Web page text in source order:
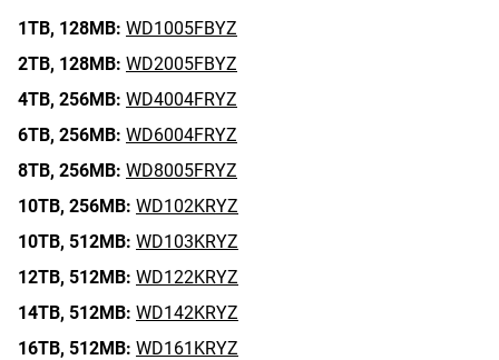
1TB, 128MB: WD1005FBYZ
2TB, 128MB: WD2005FBYZ
4TB, 256MB: WD4004FRYZ
6TB, 256MB: WD6004FRYZ
8TB, 256MB: WD8005FRYZ
10TB, 256MB: WD102KRYZ
10TB, 512MB: WD103KRYZ
12TB, 512MB: WD122KRYZ
14TB, 512MB: WD142KRYZ
16TB, 512MB: WD161KRYZ